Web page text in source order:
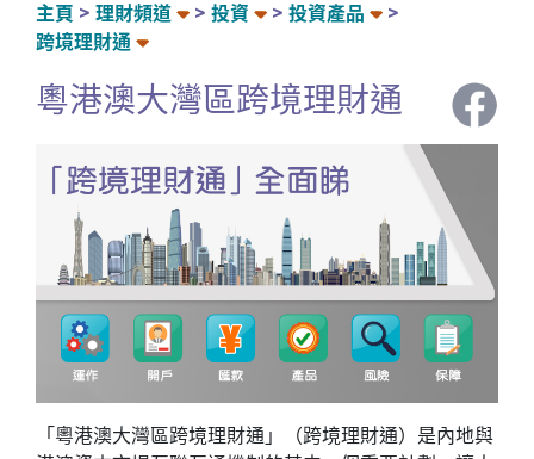
主頁 理財頻道 投資
投資產品
跨境理財通
粵港澳大灣區跨境理財通
「粵港澳大灣區跨境理財通」（跨境理財通）是內地與